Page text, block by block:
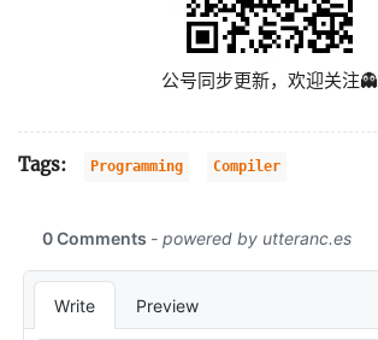
公号同步更新，欢迎关注👻
Tags: Programming Compiler